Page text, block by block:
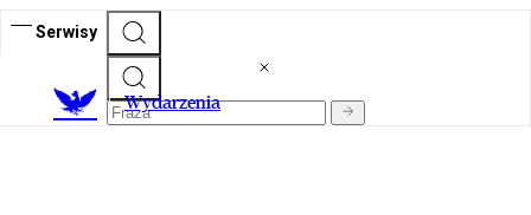
Serwisy
Wydarzenia